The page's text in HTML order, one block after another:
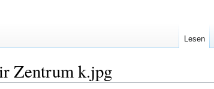
Zentrum k.jpg
Lesen